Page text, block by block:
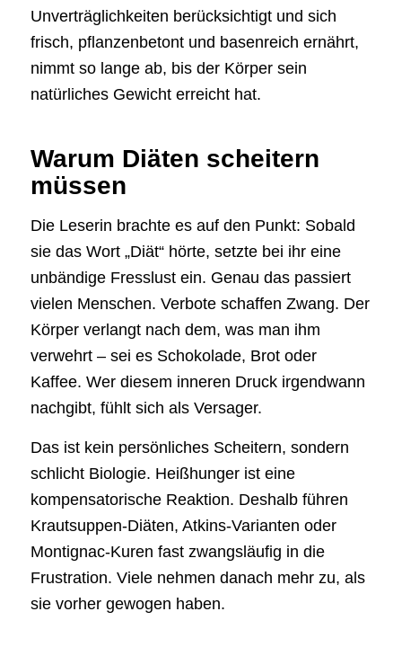
Unverträglichkeiten berücksichtigt und sich
frisch, pflanzenbetont und basenreich ernährt,
nimmt so lange ab, bis der Körper sein
natürliches Gewicht erreicht hat.
Warum Diäten scheitern
müssen
Die Leserin brachte es auf den Punkt: Sobald
sie das Wort „Diät“ hörte, setzte bei ihr eine
unbändige Fresslust ein. Genau das passiert
vielen Menschen. Verbote schaffen Zwang. Der
Körper verlangt nach dem, was man ihm
verwehrt – sei es Schokolade, Brot oder
Kaffee. Wer diesem inneren Druck irgendwann
nachgibt, fühlt sich als Versager.
Das ist kein persönliches Scheitern, sondern
schlicht Biologie. Heißhunger ist eine
kompensatorische Reaktion. Deshalb führen
Krautsuppen-Diäten, Atkins-Varianten oder
Montignac-Kuren fast zwangsläufig in die
Frustration. Viele nehmen danach mehr zu, als
sie vorher gewogen haben.